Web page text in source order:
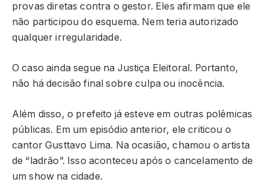
provas diretas contra o gestor. Eles afirmam que ele
não participou do esquema. Nem teria autorizado
qualquer irregularidade.
O caso ainda segue na Justiça Eleitoral. Portanto,
não há decisão final sobre culpa ou inocência.
Além disso, o prefeito já esteve em outras polêmicas
públicas. Em um episódio anterior, ele criticou o
cantor Gusttavo Lima. Na ocasião, chamou o artista
de “ladrão”. Isso aconteceu após o cancelamento de
um show na cidade.